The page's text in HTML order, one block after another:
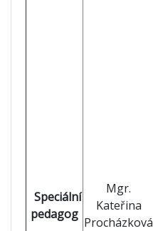
Speciální
pedagog
Mgr.
Kateřina
Procházková